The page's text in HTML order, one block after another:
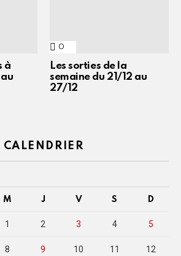
à
au
0
Les sorties de la
semaine du 21/12 au
27/12
CALENDRIER
M J V S D
1 2 3 4 5
8 9 10 11 12